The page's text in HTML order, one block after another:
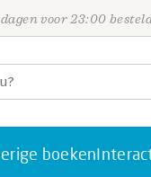
voor 23:00
boeken